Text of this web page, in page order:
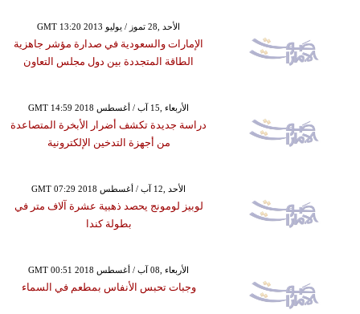
GMT 13:20 2013 الأحد ,28 تموز / يوليو
الإمارات والسعودية في صدارة مؤشر جاهزية
الطاقة المتجددة بين دول مجلس التعاون
GMT 14:59 2018 الأربعاء ,15 آب / أغسطس
دراسة جديدة تكشف أضرار الأبخرة المتصاعدة
من أجهزة التدخين الإلكترونية
GMT 07:29 2018 الأحد ,12 آب / أغسطس
لوبيز لومونج يحصد ذهبية عشرة آلاف متر في
بطولة كندا
GMT 00:51 2018 الأربعاء ,08 آب / أغسطس
وجبات تحبس الأنفاس بمطعم في السماء